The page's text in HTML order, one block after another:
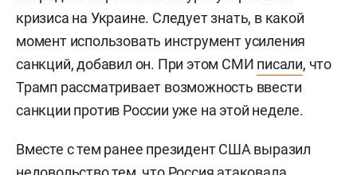
кризиса на Украине. Следует знать, в какой
момент использовать инструмент усиления
санкций, добавил он. При этом СМИ писали, что
Трамп рассматривает возможность ввести
санкции против России уже на этой неделе.
Вместе с тем ранее президент США выразил